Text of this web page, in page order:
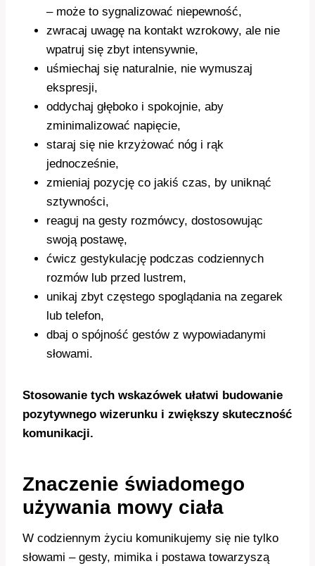
– może to sygnalizować niepewność,
zwracaj uwagę na kontakt wzrokowy, ale nie
wpatruj się zbyt intensywnie,
uśmiechaj się naturalnie, nie wymuszaj
ekspresji,
oddychaj głęboko i spokojnie, aby
zminimalizować napięcie,
staraj się nie krzyżować nóg i rąk
jednocześnie,
zmieniaj pozycję co jakiś czas, by uniknąć
sztywności,
reaguj na gesty rozmówcy, dostosowując
swoją postawę,
ćwicz gestykulację podczas codziennych
rozmów lub przed lustrem,
unikaj zbyt częstego spoglądania na zegarek
lub telefon,
dbaj o spójność gestów z wypowiadanymi
słowami.
Stosowanie tych wskazówek ułatwi budowanie
pozytywnego wizerunku i zwiększy skuteczność
komunikacji.
Znaczenie świadomego
używania mowy ciała
W codziennym życiu komunikujemy się nie tylko
słowami – gesty, mimika i postawa towarzyszą